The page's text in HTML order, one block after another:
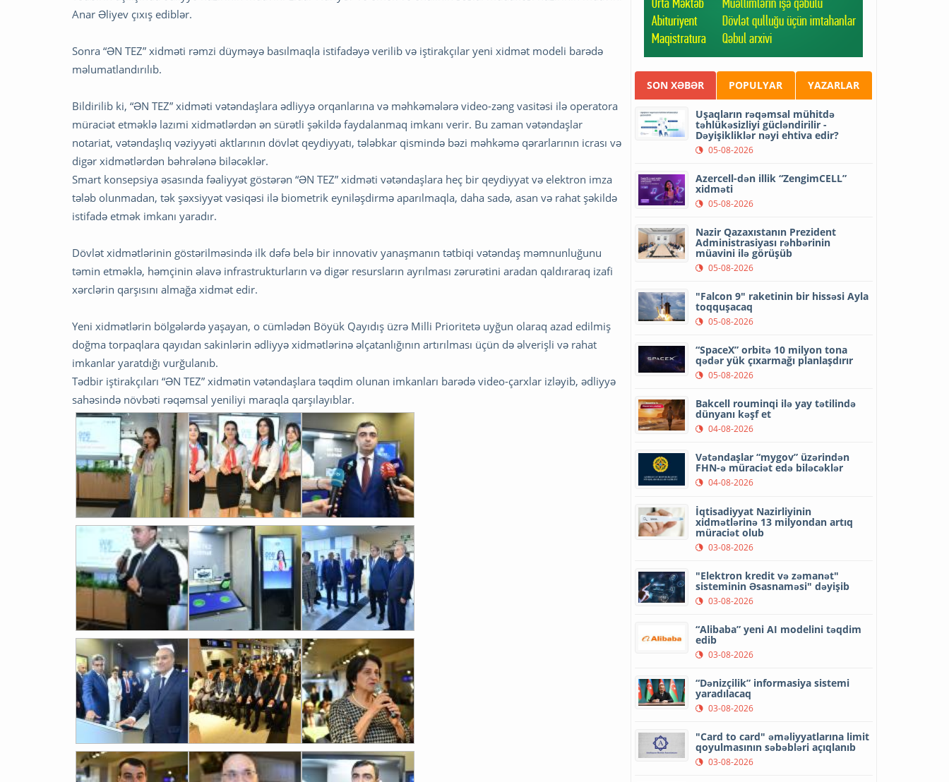
Anar Əliyev çıxış ediblər.
Sonra “ƏN TEZ” xidməti rəmzi düyməyə basılmaqla istifadəyə verilib və iştirakçılar yeni xidmət modeli barədə
məlumatlandırılıb.
Bildirilib ki, “ƏN TEZ” xidməti vətəndaşlara ədliyyə orqanlarına və məhkəmələrə video-zəng vasitəsi ilə operatora
müraciət etməklə lazımi xidmətlərdən ən sürətli şəkildə faydalanmaq imkanı verir. Bu zaman vətəndaşlar
notariat, vətəndaşlıq vəziyyəti aktlarının dövlət qeydiyyatı, tələbkar qismində bəzi məhkəmə qərarlarının icrası və
digər xidmətlərdən bəhrələnə biləcəklər.
Smart konsepsiya əsasında fəaliyyət göstərən “ƏN TEZ” xidməti vətəndaşlara heç bir qeydiyyat və elektron imza
tələb olunmadan, tək şəxsiyyət vəsiqəsi ilə biometrik eyniləşdirmə aparılmaqla, daha sadə, asan və rahat şəkildə
istifadə etmək imkanı yaradır.
Dövlət xidmətlərinin göstərilməsində ilk dəfə belə bir innovativ yanaşmanın tətbiqi vətəndaş məmnunluğunu
təmin etməklə, həmçinin əlavə infrastrukturların və digər resursların ayrılması zərurətini aradan qaldıraraq izafi
xərclərin qarşısını almağa xidmət edir.
Yeni xidmətlərin bölgələrdə yaşayan, o cümlədən Böyük Qayıdış üzrə Milli Prioritetə uyğun olaraq azad edilmiş
doğma torpaqlara qayıdan sakinlərin ədliyyə xidmətlərinə əlçatanlığının artırılması üçün də əlverişli və rahat
imkanlar yaratdığı vurğulanıb.
Tədbir iştirakçıları “ƏN TEZ” xidmətin vətəndaşlara təqdim olunan imkanları barədə video-çarxlar izləyib, ədliyyə
sahəsində növbəti rəqəmsal yeniliyi maraqla qarşılayıblar.
SON XƏBƏR POPULYAR YAZARLAR
Uşaqların rəqəmsal mühitdə
təhlükəsizliyi gücləndirilir -
Dəyişikliklər nəyi ehtiva edir?
05-08-2026
Azercell-dən illik “ZengimCELL”
xidməti
05-08-2026
Nazir Qazaxıstanın Prezident
Administrasiyası rəhbərinin
müavini ilə görüşüb
05-08-2026
"Falcon 9" raketinin bir hissəsi Ayla
toqquşacaq
05-08-2026
“SpaceX” orbitə 10 milyon tona
qədər yük çıxarmağı planlaşdırır
05-08-2026
Bakcell rouminqi ilə yay tətilində
dünyanı kəşf et
04-08-2026
Vətəndaşlar “mygov” üzərindən
FHN-ə müraciət edə biləcəklər
04-08-2026
İqtisadiyyat Nazirliyinin
xidmətlərinə 13 milyondan artıq
müraciət olub
03-08-2026
"Elektron kredit və zəmanət"
sisteminin Əsasnaməsi" dəyişib
03-08-2026
“Alibaba” yeni AI modelini təqdim
edib
03-08-2026
“Dənizçilik” informasiya sistemi
yaradılacaq
03-08-2026
"Card to card" əməliyyatlarına limit
qoyulmasının səbəbləri açıqlanıb
03-08-2026